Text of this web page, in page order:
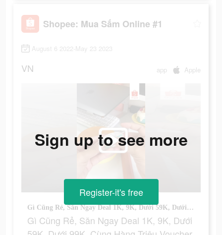
Shopee: Mua Sắm Online #1
August 6 2022-May 23 2023
VN app Apple
Gì Cũng Rẻ, Săn Ngay Deal 1K, 9K, Dưới 59K, Dưới 99K, Cùng Hàng Triệu Voucher Hấp Dẫn.
Gì Cũng Rẻ, Săn Ngay Deal 1K, 9K, Dưới
Sign up to see more
Register-it's free